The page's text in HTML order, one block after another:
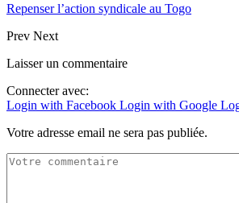
Repenser l’action syndicale au Togo
Prev Next
Laisser un commentaire
Connecter avec:
Login with Facebook Login with Google
Votre adresse email ne sera pas publiée.